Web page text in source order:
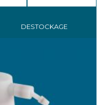
DESTOCKAGE